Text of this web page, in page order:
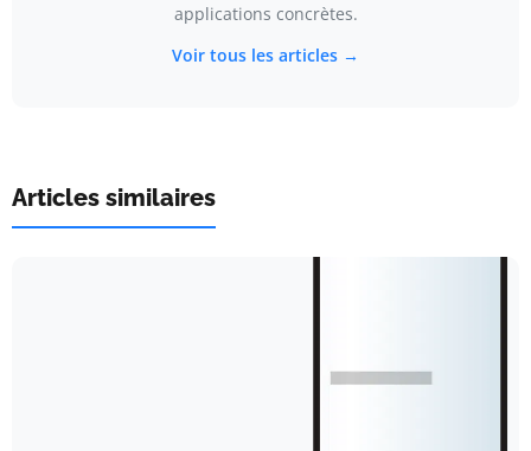
applications concrètes.
Voir tous les articles →
Articles similaires